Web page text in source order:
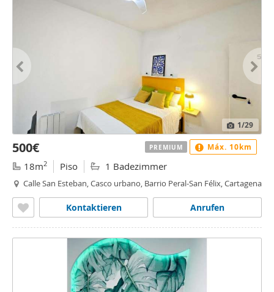
1/29
500€
18m2 Piso 1 Badezimmer
Calle San Esteban, Casco urbano, Barrio Peral-San Félix, Cartagena
Anrufen
Kontaktieren
PREMIUM Máx. 10km